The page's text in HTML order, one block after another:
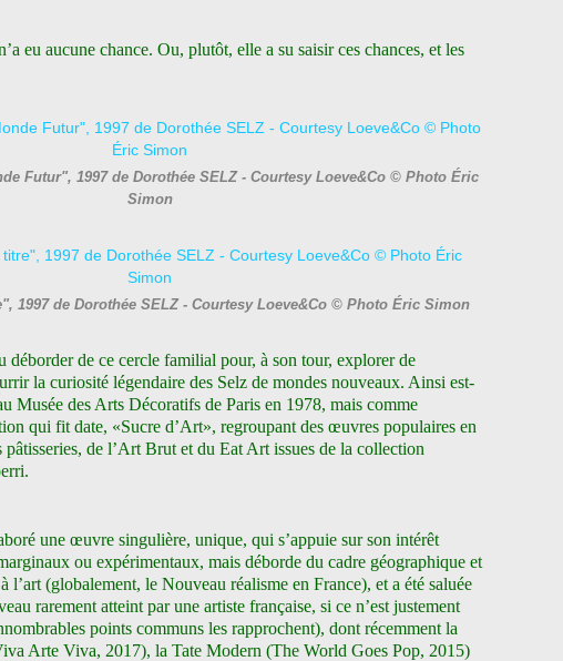
eu aucune chance. Ou, plutôt, elle a su saisir ces chances, et les
Futur", 1997 de Dorothée SELZ - Courtesy Loeve&Co © Photo Éric
Simon
1997 de Dorothée SELZ - Courtesy Loeve&Co © Photo Éric Simon
déborder de ce cercle familial pour, à son tour, explorer de
la curiosité légendaire des Selz de mondes nouveaux. Ainsi est-
Musée des Arts Décoratifs de Paris en 1978, mais comme
qui fit date, «Sucre d’Art», regroupant des œuvres populaires en
pâtisseries, de l’Art Brut et du Eat Art issues de la collection
une œuvre singulière, unique, qui s’appuie sur son intérêt
ou expérimentaux, mais déborde du cadre géographique et
l’art (globalement, le Nouveau réalisme en France), et a été saluée
rarement atteint par une artiste française, si ce n’est justement
points communs les rapprochent), dont récemment la
Arte Viva, 2017), la Tate Modern (The World Goes Pop, 2015)